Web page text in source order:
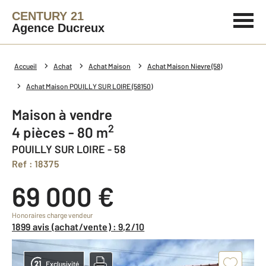
CENTURY 21
Agence Ducreux
Accueil Achat Achat Maison Achat Maison Nievre (58)
Achat Maison POUILLY SUR LOIRE (58150)
Maison à vendre
4 pièces - 80 m2
POUILLY SUR LOIRE - 58
Ref : 18375
69 000 €
Honoraires charge vendeur
1899 avis (achat/vente) : 9,2/10
Exclusivité